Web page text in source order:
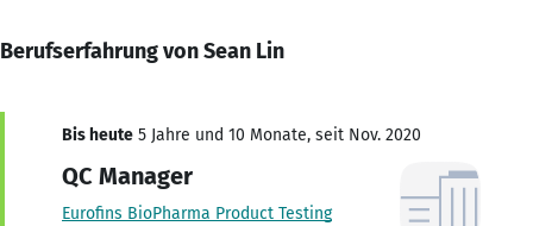
Berufserfahrung von Sean Lin
Bis heute 5 Jahre und 10 Monate, seit Nov. 2020
QC Manager
Eurofins BioPharma Product Testing